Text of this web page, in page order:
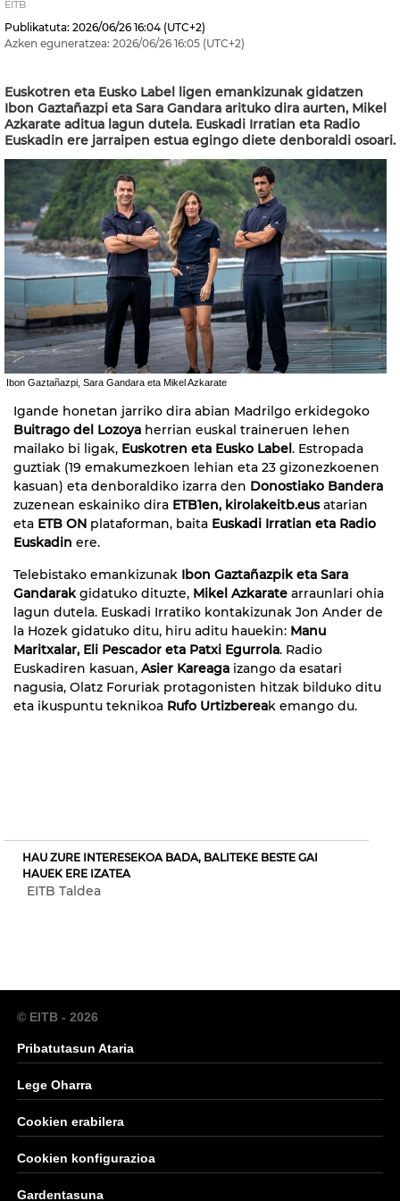
EITB
Publikatuta: 2026/06/26 16:04 (UTC+2)
Azken eguneratzea: 2026/06/26 16:05 (UTC+2)
Euskotren eta Eusko Label ligen emankizunak gidatzen
Ibon Gaztañazpi eta Sara Gandara arituko dira aurten, Mikel
Azkarate aditua lagun dutela. Euskadi Irratian eta Radio
Euskadin ere jarraipen estua egingo diete denboraldi osoari.
Ibon Gaztañazpi, Sara Gandara eta Mikel Azkarate
Igande honetan jarriko dira abian Madrilgo erkidegoko
Buitrago del Lozoya herrian euskal traineruen lehen
mailako bi ligak, Euskotren eta Eusko Label. Estropada
guztiak (19 emakumezkoen lehian eta 23 gizonezkoenen
kasuan) eta denboraldiko izarra den Donostiako Bandera
zuzenean eskainiko dira ETB1en, kirolakeitb.eusatarian
eta ETB ON plataforman, baita Euskadi Irratian eta Radio
Euskadin ere.
Telebistako emankizunak Ibon Gaztañazpik eta Sara
Gandarakgidatuko dituzte, Mikel Azkarate arraunlari ohia
lagun dutela. Euskadi Irratiko kontakizunak Jon Ander de
la Hozek gidatuko ditu, hiru aditu hauekin: Manu
Maritxalar, Eli Pescador eta Patxi Egurrola. Radio
Euskadiren kasuan, Asier Kareaga izango da esatari
nagusia, Olatz Foruriak protagonisten hitzak bilduko ditu
eta ikuspuntu teknikoa Rufo Urtizbereak emango du.
HAU ZURE INTERESEKOA BADA, BALITEKE BESTE GAI
HAUEK ERE IZATEA
EITB Taldea
© EITB - 2026
Pribatutasun Ataria
Lege Oharra
Cookien erabilera
Cookien konfigurazioa
Gardentasuna